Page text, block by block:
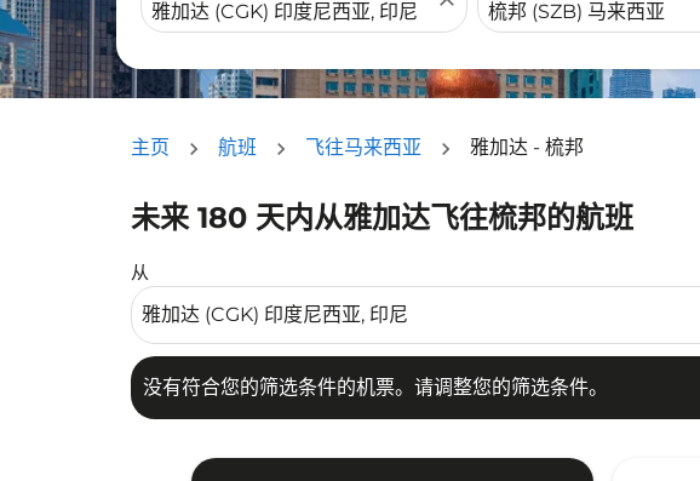
主页 航班 飞往马来西亚 雅加达 - 梳邦
未来 180 天内从雅加达飞往梳邦的航班
从
没有符合您的筛选条件的机票。请调整您的筛选条件。
没有符合您的筛选条件的机票。请调整您的筛选条件。